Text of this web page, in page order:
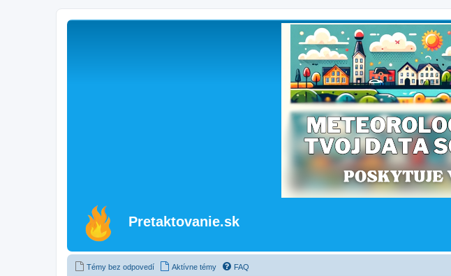
Pretaktovanie.sk
Témy bez odpovedí Aktívne témy FAQ